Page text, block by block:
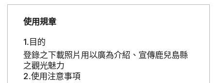
使用規章
目的
登錄之下載照片用以廣為介紹、宣傳鹿兒島縣
之觀光魅力
使用注意事項